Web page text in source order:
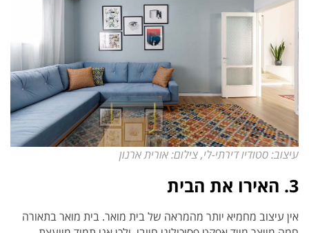
עיצוב: סטודיו דירתי-לי, צילום: אורית ארנון
3. האירו את הבית
אין עיצוב מחמיא יותר מהמראה של בית מואר. בית מואר בתאורה